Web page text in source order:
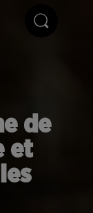
de
et